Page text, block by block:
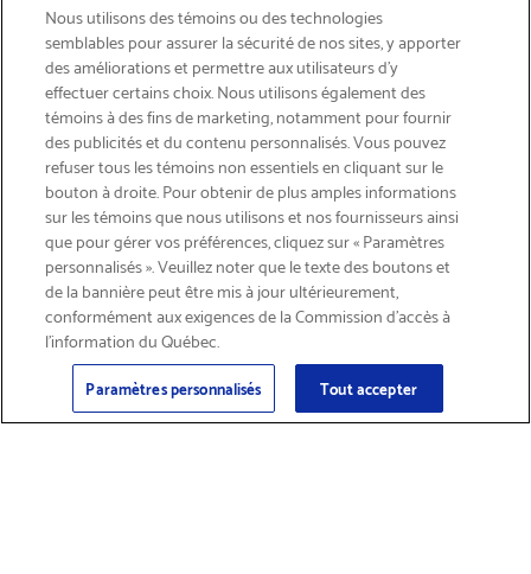
INSCRIVEZ-VOUS & ÉCONOMISEZ 15%
Courriel
Inscription
Nous utilisons des témoins ou des technologies
semblables pour assurer la sécurité de nos sites, y apporter
des améliorations et permettre aux utilisateurs d’y
effectuer certains choix. Nous utilisons également des
témoins à des fins de marketing, notamment pour fournir
des publicités et du contenu personnalisés. Vous pouvez
refuser tous les témoins non essentiels en cliquant sur le
bouton à droite. Pour obtenir de plus amples informations
sur les témoins que nous utilisons et nos fournisseurs ainsi
que pour gérer vos préférences, cliquez sur « Paramètres
personnalisés ». Veuillez noter que le texte des boutons et
de la bannière peut être mis à jour ultérieurement,
conformément aux exigences de la Commission d’accès à
l’information du Québec.
Paramètres personnalisés Tout accepter